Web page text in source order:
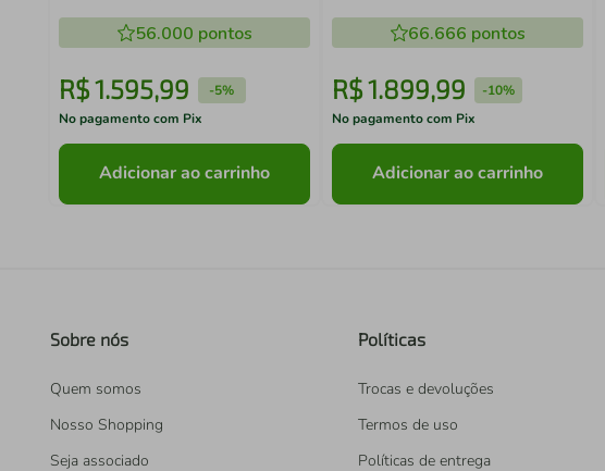
56.000 pontos
R$1.595,99 -5%
No pagamento com Pix
Adicionar ao carrinho
66.666 pontos
R$1.899,99 -10%
No pagamento com Pix
Adicionar ao carrinho
Sobre nós
Quem somos
Nosso Shopping
Seja associado
Políticas
Trocas e devoluções
Termos de uso
Políticas de entrega